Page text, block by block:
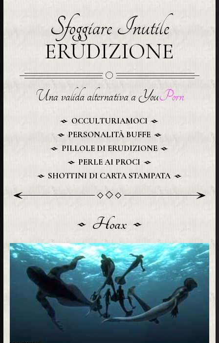
Sfoggiare Inutile
ERUDIZIONE
Una valida alternativa a YouPorn
OCCULTURIAMOCI
PERSONALITÀ BUFFE
PILLOLE DI ERUDIZIONE
PERLE AI PROCI
SHOTTINI DI CARTA STAMPATA
Hoax